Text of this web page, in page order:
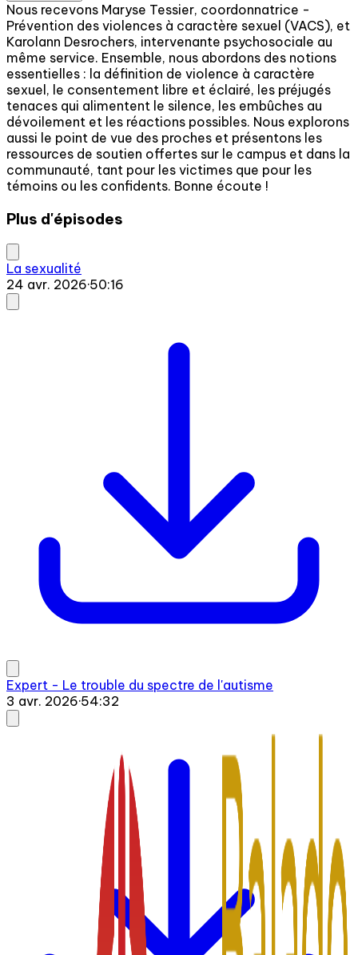
Nous recevons Maryse Tessier, coordonnatrice -
Prévention des violences à caractère sexuel (VACS), et
Karolann Desrochers, intervenante psychosociale au
même service. Ensemble, nous abordons des notions
essentielles : la définition de violence à caractère
sexuel, le consentement libre et éclairé, les préjugés
tenaces qui alimentent le silence, les embûches au
dévoilement et les réactions possibles. Nous explorons
aussi le point de vue des proches et présentons les
ressources de soutien offertes sur le campus et dans la
communauté, tant pour les victimes que pour les
témoins ou les confidents. Bonne écoute !
Plus d'épisodes
La sexualité
24 avr. 2026·50:16
Expert - Le trouble du spectre de l'autisme
3 avr. 2026·54:32